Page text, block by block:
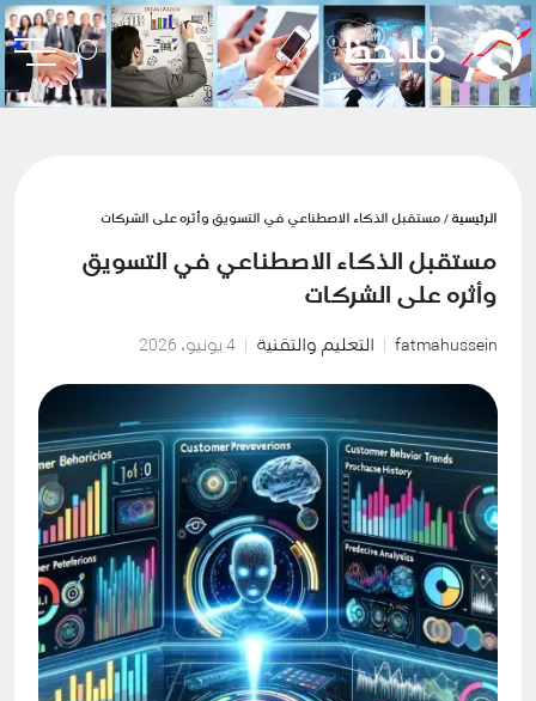
الرئيسية / مستقبل الذكاء الاصطناعي في التسويق وأثره على الشركات
مستقبل الذكاء الاصطناعي في التسويق
وأثره على الشركات
fatmahussein التعليم والتقنية 4 يونيو، 2026